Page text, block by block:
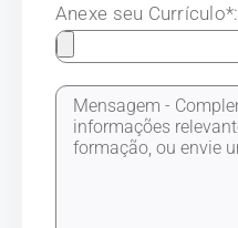
Anexe seu Currículo*: